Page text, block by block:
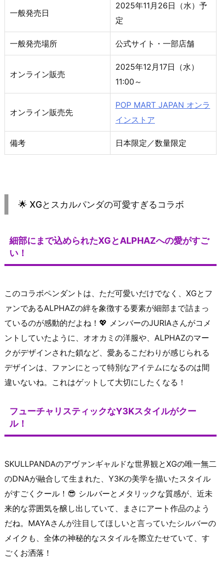
一般発売日
2025年11月26日（水）予
定
一般発売場所 公式サイト・一部店舗
オンライン販売
2025年12月17日（水）
11:00～
オンライン販売先
POP MART JAPAN オンラ
インストア
備考 日本限定／数量限定
🌟 XGとスカルパンダの可愛すぎるコラボ
細部にまで込められたXGとALPHAZへの愛がすご
い！
このコラボペンダントは、ただ可愛いだけでなく、XGとフ
ァンであるALPHAZの絆を象徴する要素が細部まで詰まっ
ているのが感動的だよね！💖 メンバーのJURIAさんがコメ
ントしていたように、オオカミの洋服や、ALPHAZのマー
クがデザインされた鎖など、愛あるこだわりが感じられる
デザインは、ファンにとって特別なアイテムになるのは間
違いないね。これはゲットして大切にしたくなる！
フューチャリスティックなY3Kスタイルがクー
ル！
SKULLPANDAのアヴァンギャルドな世界観とXGの唯一無二
のDNAが融合して生まれた、Y3Kの美学を描いたスタイル
がすごくクール！😎 シルバーとメタリックな質感が、近未
来的な雰囲気を醸し出していて、まさにアート作品のよう
だね。MAYAさんが注目してほしいと言っていたシルバーの
メイクも、全体の神秘的なスタイルを際立たせていて、す
ごくお洒落！